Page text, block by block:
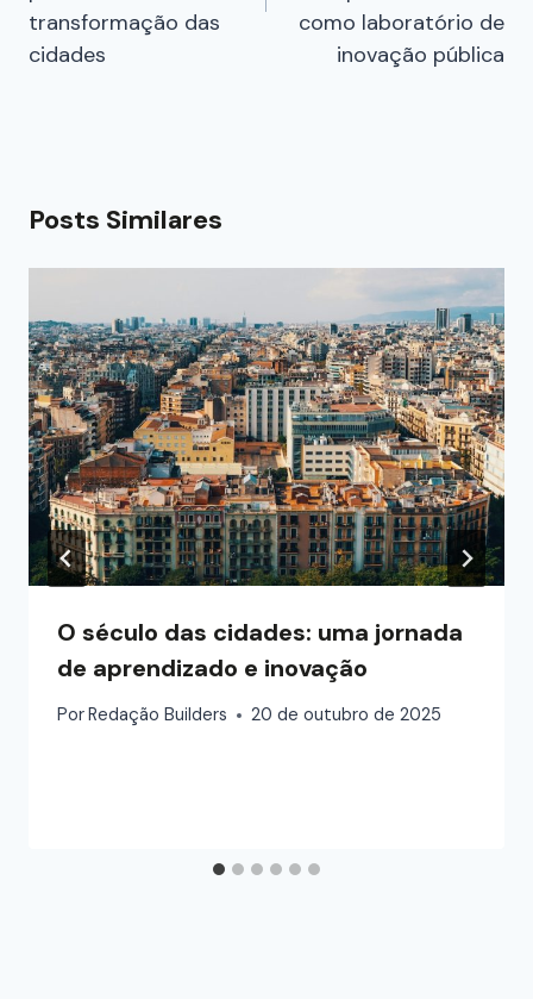
transformação das
cidades
como laboratório de
inovação pública
Posts Similares
O século das cidades: uma jornada
de aprendizado e inovação
PorRedação Builders 20 de outubro de 2025